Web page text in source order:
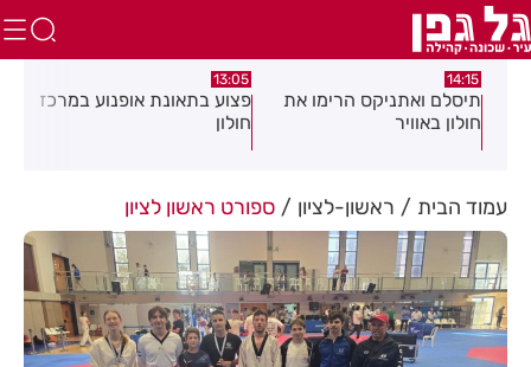
14:15
תיסלם ואתניקס הרימו את
חולון באוויר
13:05
פצוע בתאונת אופנוע במרכז
חולון
עמוד הבית ראשון-לציון ספורט ראשון לציון